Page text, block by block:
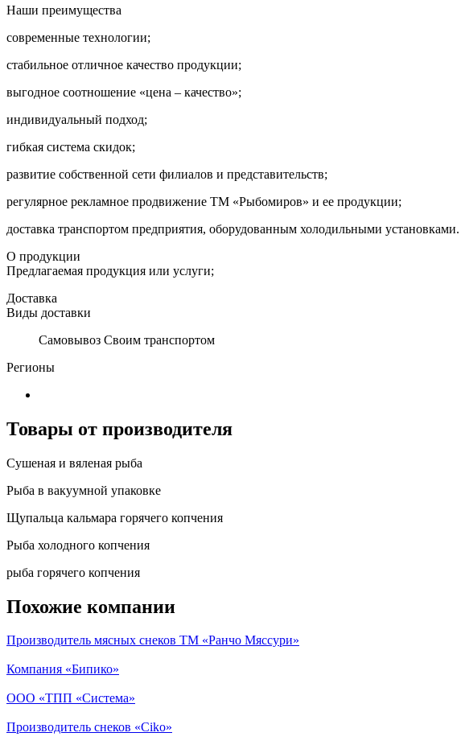
Наши преимущества
современные технологии;
стабильное отличное качество продукции;
выгодное соотношение «цена – качество»;
индивидуальный подход;
гибкая система скидок;
развитие собственной сети филиалов и представительств;
регулярное рекламное продвижение ТМ «Рыбомиров» и ее продукции;
доставка транспортом предприятия, оборудованным холодильными установками.
О продукции
Предлагаемая продукция или услуги;
Доставка
Виды доставки
Самовывоз Своим транспортом
Регионы
Товары от производителя
Сушеная и вяленая рыба
Рыба в вакуумной упаковке
Щупальца кальмара горячего копчения
Рыба холодного копчения
рыба горячего копчения
Похожие компании
Производитель мясных снеков ТМ «Ранчо Мяссури»
Компания «Бипико»
ООО «ТПП «Система»
Производитель снеков «Ciko»